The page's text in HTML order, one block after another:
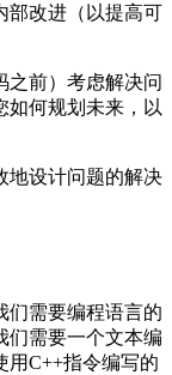
部改进（以提高可
之前）考虑解决问
如何规划未来，以
地设计问题的解决
们需要编程语言的
需要一个文本编
用C++指令编写的